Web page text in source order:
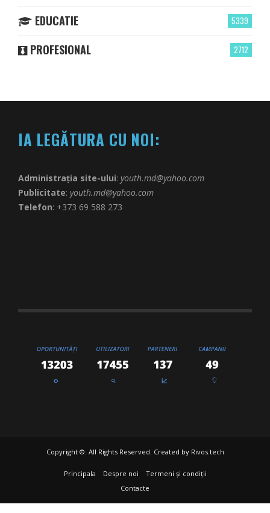
5339
EDUCATIE
2712
PROFESIONAL
IA LEGĂTURA CU NOI:
Administrația site-ului: youth.md@yahoo.com
Publicitate: youth.md@yahoo.com
Telefon: +373 69 588 273
Copyright ©. All Rights Reserved. Created by Rivos.tech
Principala Despre noi
Termeni și condiții
Contacte